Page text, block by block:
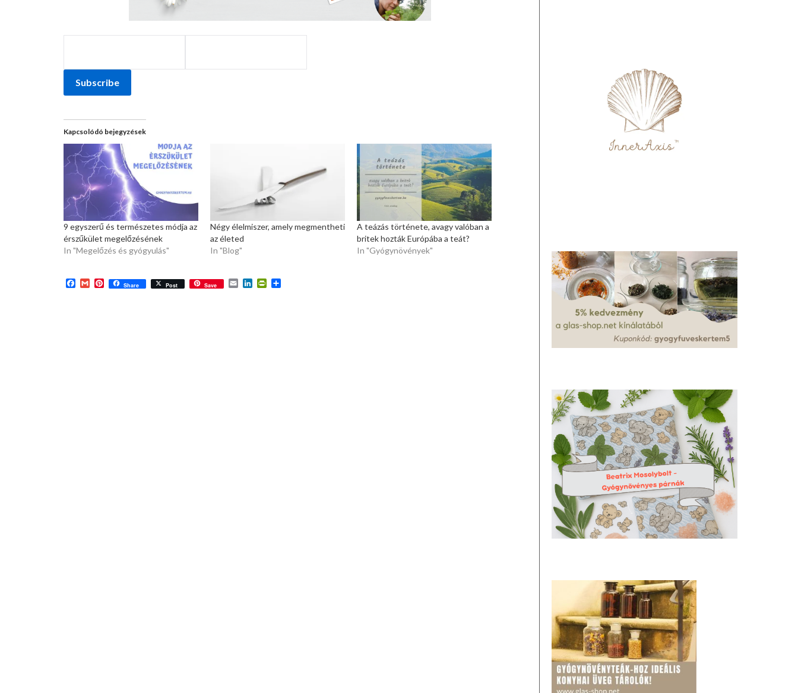
Subscribe
Kapcsolódó bejegyzések
9 egyszerű és természetes módja az
érszűkület megelőzésének
In "Megelőzés és gyógyulás"
Négy élelmiszer, amely megmentheti
az életed
In "Blog"
A teázás története, avagy valóban a
britek hozták Európába a teát?
In "Gyógynövények"
Facebook
GmailPinterest
Share Post Save EmailLinkedInPrintFriendly